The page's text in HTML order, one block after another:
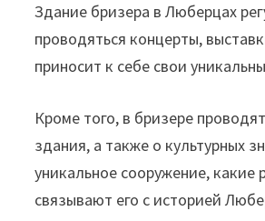
Здание бризера в Люберцах
проводяться концерты,
приносит к себе свои
Кроме того, в бризере
здания, а также о культурных
уникальное сооружение,
связывают его с историей